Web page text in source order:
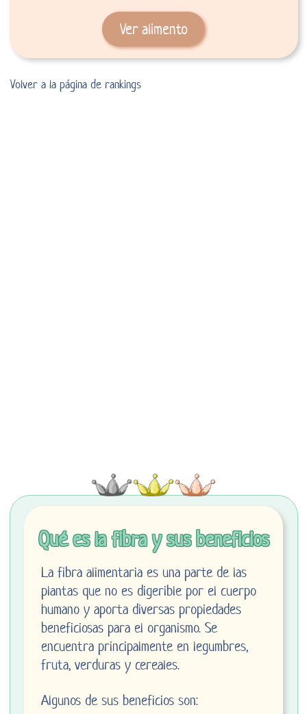
Ver alimento
Volver a la página de rankings
Qué es la fibra y sus beneficios
La fibra alimentaria es una parte de las
plantas que no es digerible por el cuerpo
humano y aporta diversas propiedades
beneficiosas para el organismo. Se
encuentra principalmente en legumbres,
fruta, verduras y cereales.
Algunos de sus beneficios son: